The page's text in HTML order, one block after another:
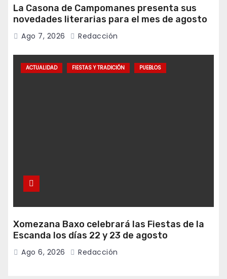
La Casona de Campomanes presenta sus
novedades literarias para el mes de agosto
Ago 7, 2026 Redacción
ACTUALIDAD FIESTAS Y TRADICIÓN PUEBLOS
Xomezana Baxo celebrará las Fiestas de la
Escanda los días 22 y 23 de agosto
Ago 6, 2026 Redacción